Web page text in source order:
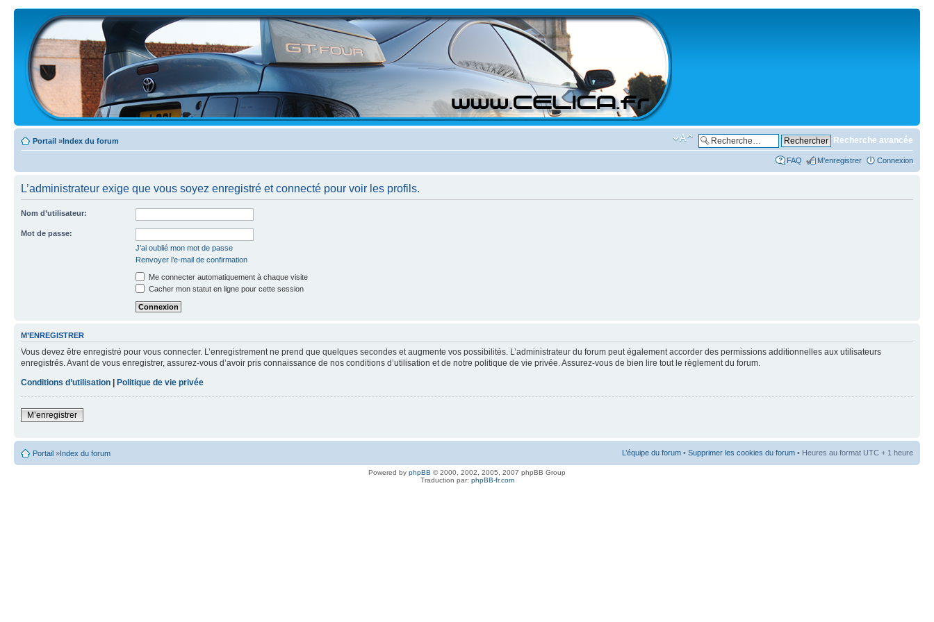
Portail »Index du forum Recherche avancée
FAQ M’enregistrer Connexion
L’administrateur exige que vous soyez enregistré et connecté pour voir les profils.
Nom d’utilisateur:
Mot de passe:
J’ai oublié mon mot de passe
Renvoyer l’e-mail de confirmation
Me connecter automatiquement à chaque visite
Cacher mon statut en ligne pour cette session
M’ENREGISTRER
Vous devez être enregistré pour vous connecter. L’enregistrement ne prend que quelques secondes et augmente vos possibilités. L’administrateur du forum peut également accorder des permissions additionnelles aux utilisateurs
enregistrés. Avant de vous enregistrer, assurez-vous d’avoir pris connaissance de nos conditions d’utilisation et de notre politique de vie privée. Assurez-vous de bien lire tout le règlement du forum.
Conditions d’utilisation | Politique de vie privée
M’enregistrer
Portail »Index du forum L’équipe du forum • Supprimer les cookies du forum • Heures au format UTC + 1 heure
Powered by phpBB © 2000, 2002, 2005, 2007 phpBB Group
Traduction par: phpBB-fr.com